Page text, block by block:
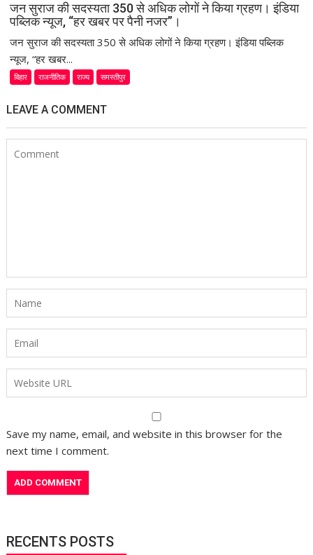
जन सुराज की सदस्यता 350 से अधिक लोगों ने किया ग्रहण। इंडिया
पब्लिक न्यूज, “हर खबर पर पैनी नजर”।
जन सुराज की सदस्यता 350 से अधिक लोगों ने किया ग्रहण। इंडिया पब्लिक
न्यूज, “हर खबर...
बिहार राजनीतिक राज्य समस्तीपुर
LEAVE A COMMENT
Save my name, email, and website in this browser for the
next time I comment.
RECENTS POSTS